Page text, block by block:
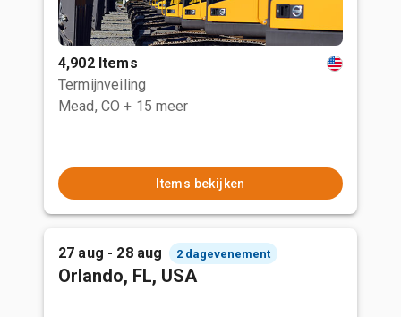
4,902 Items
Termijnveiling
Mead, CO + 15 meer
Items bekijken
27 aug - 28 aug 2 dagevenement
Orlando, FL, USA